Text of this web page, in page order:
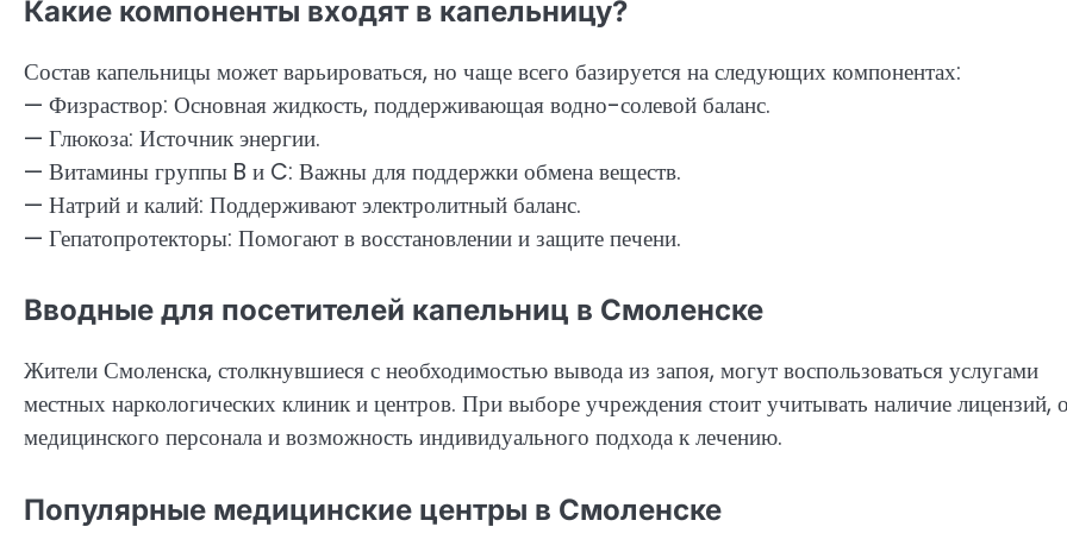
Какие компоненты входят в капельницу?
Состав капельницы может варьироваться, но чаще всего базируется на следующих компонентах:
— Физраствор: Основная жидкость, поддерживающая водно-солевой баланс.
— Глюкоза: Источник энергии.
— Витамины группы B и C: Важны для поддержки обмена веществ.
— Натрий и калий: Поддерживают электролитный баланс.
— Гепатопротекторы: Помогают в восстановлении и защите печени.
Вводные для посетителей капельниц в Смоленске
Жители Смоленска, столкнувшиеся с необходимостью вывода из запоя, могут воспользоваться услугами
местных наркологических клиник и центров. При выборе учреждения стоит учитывать наличие лицензий,
медицинского персонала и возможность индивидуального подхода к лечению.
Популярные медицинские центры в Смоленске